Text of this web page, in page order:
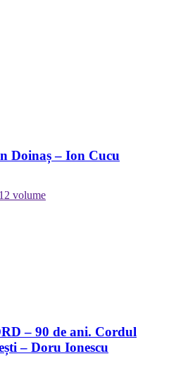
Doinaș – Ion Cucu
12 volume
– 90 de ani. Cordul
– Doru Ionescu